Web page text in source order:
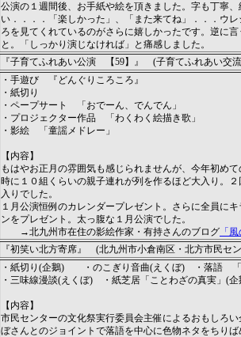
公演の１週間後、お手紙や絵を頂きました。字も丁寧
い．．．．「楽しかった」、「また来てね」．．．ウ
ろを見てくれているのがさらに嬉しかったです。逆に
と。「しっかり演じなければ」と痛感しました。
『子育てふれあい公演 【59】』 (子育てふれあい交
・手遊び 『どんぐりころころ』
・紙切り
・ペープサート 「おでーん、でんでん」
・プロジェクター作品 「わくわく絵描き歌」
・影絵 「童謡メドレー」
【内容】
もはやお正月の雰囲気も感じられませんが、今年初め
時に１０組くらいの親子連れが列を作るほど大入り。
入りでした。
１月公演恒例のカレンダープレゼント。さらに全員に
ンをプレゼント。太っ腹な１月公演でした。
→北九州市在住の影絵作家・有持さんのブログ 「
『初笑い北方寄席』 (北九州市小倉南区・北方市民セ
・紙切り(企鵝) ・のこぎり音曲(えくぼ) ・落語 「
・三味線漫談(えくぼ) ・紙芝居「ことわざの真実」
【内容】
市民センターの文化祭実行委員会主催によるおもしろ
ぼさんとのジョイントで落語を中心に色物ネタをちり